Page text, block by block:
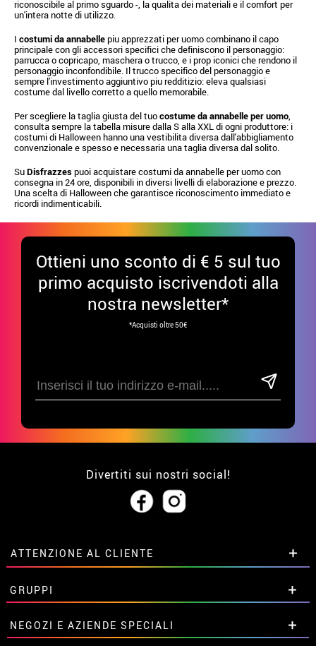
riconoscibile al primo sguardo -, la qualita dei materiali e il comfort per
un'intera notte di utilizzo.
I costumi da annabellepiu apprezzati per uomo combinano il capo
principale con gli accessori specifici che definiscono il personaggio:
parrucca o copricapo, maschera o trucco, e i prop iconici che rendono il
personaggio inconfondibile. Il trucco specifico del personaggio e
sempre l'investimento aggiuntivo piu redditizio: eleva qualsiasi
costume dal livello corretto a quello memorabile.
Per scegliere la taglia giusta del tuocostume da annabelle per uomo,
consulta sempre la tabella misure dalla S alla XXL di ogni produttore: i
costumi di Halloween hanno una vestibilita diversa dall'abbigliamento
convenzionale e spesso e necessaria una taglia diversa dal solito.
SuDisfrazzespuoi acquistare costumi da annabelle per uomo con
consegna in 24 ore, disponibili in diversi livelli di elaborazione e prezzo.
Una scelta di Halloween che garantisce riconoscimento immediato e
ricordi indimenticabili.
Ottieni uno sconto di € 5 sul tuo
primo acquisto iscrivendoti alla
nostra newsletter*
*Acquisti oltre 50€
Divertiti sui nostri social!
ATTENZIONE AL CLIENTE
• Su di noi
• Condizioni di vendita
• Avviso legale privacy
• Attenzione al cliente
GRUPPI
Sconti speciali per gruppi.
Contattaci qui
NEGOZI E AZIENDE SPECIALI